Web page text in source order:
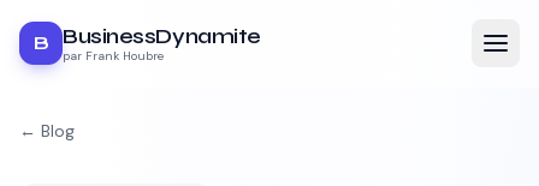
B BusinessDynamite
par Frank Houbre
← Blog